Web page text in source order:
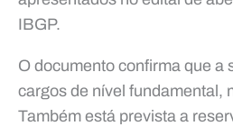
IBGP.
O documento confirma que a
cargos de nível fundamental,
Também está prevista a